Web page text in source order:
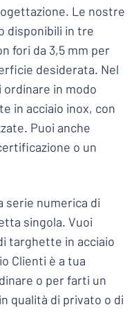
Le nostre
disponibili in tre
fori da 3,5 mm per
desiderata. Nel
in modo
in acciaio inox, con
Puoi anche
o un
serie numerica di
singola. Vuoi
targhette in acciaio
Clienti è a tua
o per farti un
qualità di privato o di